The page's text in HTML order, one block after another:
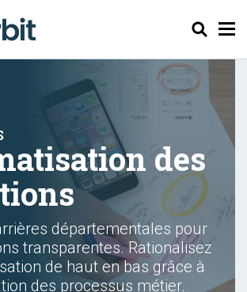
Chercher
des
départementales pour
transparentes. Rationalisez
de haut en bas grâce à
des processus métier.